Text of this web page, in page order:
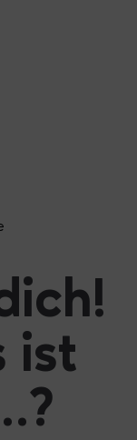
ist